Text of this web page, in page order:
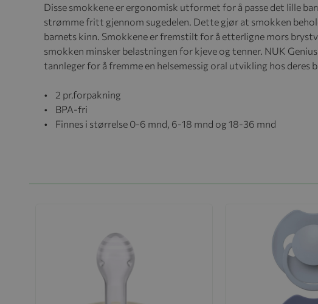
Disse smokkene er ergonomisk utformet for å passe det lille
strømme fritt gjennom sugedelen. Dette gjør at smokken
barnets kinn. Smokkene er fremstilt for å etterligne mors
smokken minsker belastningen for kjeve og tenner. NUK
tannleger for å fremme en helsemessig oral utvikling hos deres
• 2 pr.forpakning
• BPA-fri
• Finnes i størrelse 0-6 mnd, 6-18 mnd og 18-36 mnd